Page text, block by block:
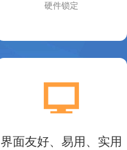
硬件锁定
界面友好、易用、实用